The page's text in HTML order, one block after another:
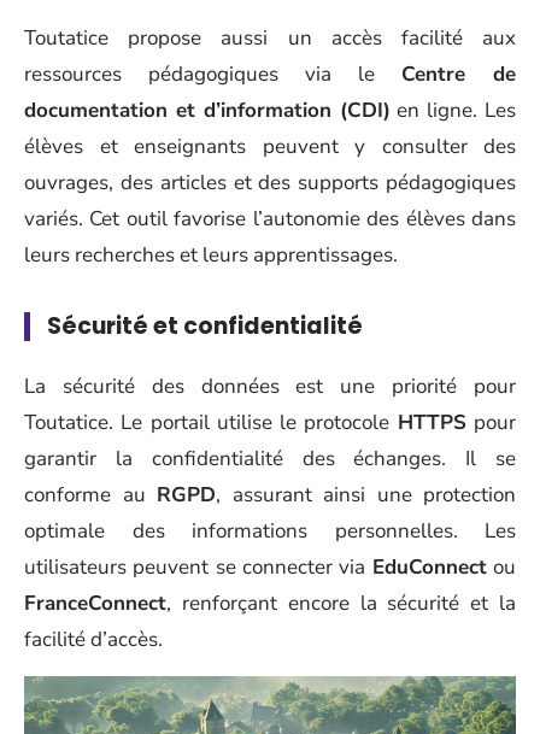
Toutatice propose aussi un accès facilité aux
ressources pédagogiques via le Centre de
documentation et d’information (CDI) en ligne. Les
élèves et enseignants peuvent y consulter des
ouvrages, des articles et des supports pédagogiques
variés. Cet outil favorise l’autonomie des élèves dans
leurs recherches et leurs apprentissages.
Sécurité et confidentialité
La sécurité des données est une priorité pour
Toutatice. Le portail utilise le protocole HTTPSpour
garantir la confidentialité des échanges. Il se
conforme au RGPD, assurant ainsi une protection
optimale des informations personnelles. Les
utilisateurs peuvent se connecter via EduConnectou
FranceConnect, renforçant encore la sécurité et la
facilité d’accès.